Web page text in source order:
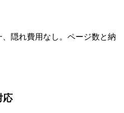
、隠れ費用なし。ページ数と納
応